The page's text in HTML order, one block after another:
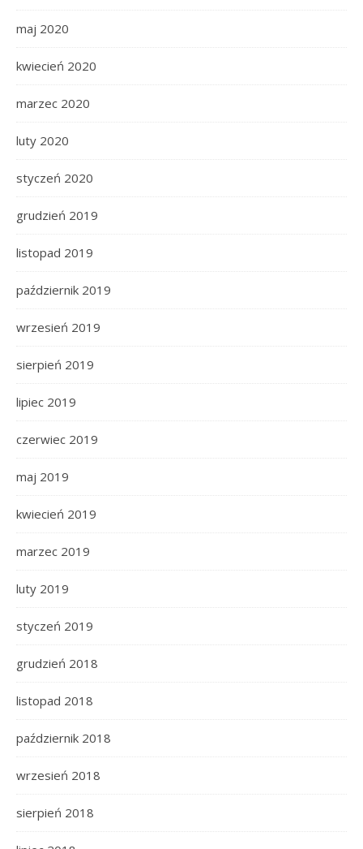
maj 2020
kwiecień 2020
marzec 2020
luty 2020
styczeń 2020
grudzień 2019
listopad 2019
październik 2019
wrzesień 2019
sierpień 2019
lipiec 2019
czerwiec 2019
maj 2019
kwiecień 2019
marzec 2019
luty 2019
styczeń 2019
grudzień 2018
listopad 2018
październik 2018
wrzesień 2018
sierpień 2018